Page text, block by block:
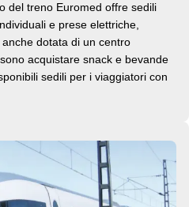
del treno Euromed offre sedili
e prese elettriche,
dotata di un centro
acquistare snack e bevande
sedili per i viaggiatori con